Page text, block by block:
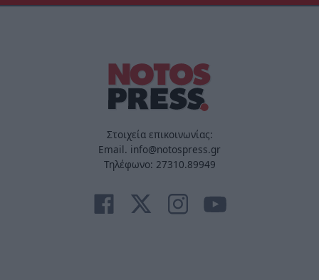
Στοιχεία επικοινωνίας:
Email. info@notospress.gr
Τηλέφωνο: 27310.89949